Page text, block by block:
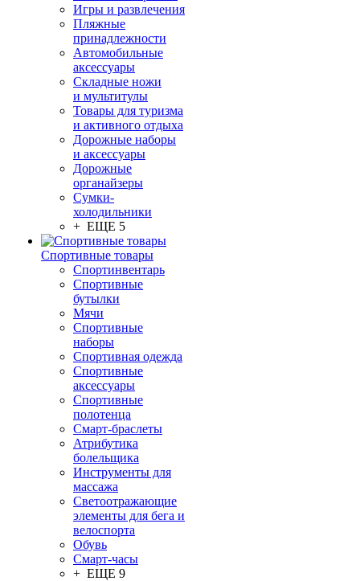
Игры и развлечения
Пляжные
принадлежности
Автомобильные
аксессуары
Складные ножи
и мультитулы
Товары для туризма
и активного отдыха
Дорожные наборы
и аксессуары
Дорожные
органайзеры
Сумки-
холодильники
+ ЕЩЕ 5
Спортивные товары
Спортинвентарь
Спортивные
бутылки
Мячи
Спортивные
наборы
Спортивная одежда
Спортивные
аксессуары
Спортивные
полотенца
Смарт-браслеты
Атрибутика
болельщика
Инструменты для
массажа
Светоотражающие
элементы для бега и
велоспорта
Обувь
Смарт-часы
+ ЕЩЕ 9